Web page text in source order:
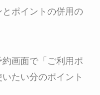
ポイントの併用の
約画面で「ご利用ポ
たい分のポイント